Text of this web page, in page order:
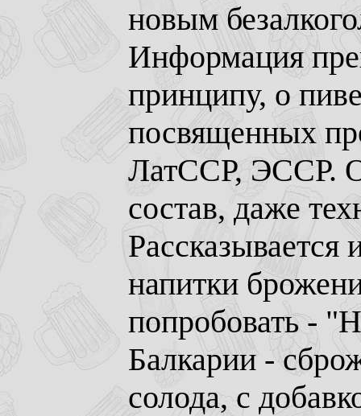
новым
Информация
принципу, о
посвященных
ЛатССР, ЭССР. О
состав, даже
напитки
попробовать -
Балкарии -
солода, с